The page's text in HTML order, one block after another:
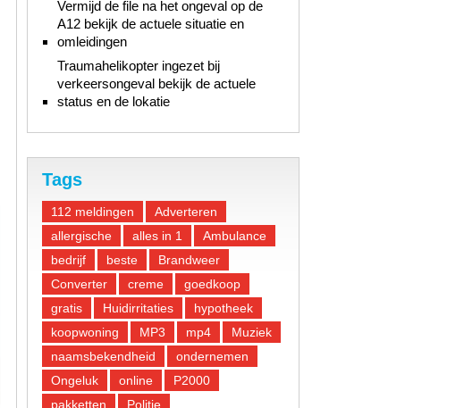
Vermijd de file na het ongeval op de
A12 bekijk de actuele situatie en
omleidingen
Traumahelikopter ingezet bij
verkeersongeval bekijk de actuele
status en de lokatie
Tags
112 meldingen
Adverteren
allergische
alles in 1
Ambulance
bedrijf
beste
Brandweer
Converter
creme
goedkoop
gratis
Huidirritaties
hypotheek
koopwoning
MP3 mp4
Muziek
naamsbekendheid
ondernemen
Ongeluk
online
P2000
pakketten
Politie